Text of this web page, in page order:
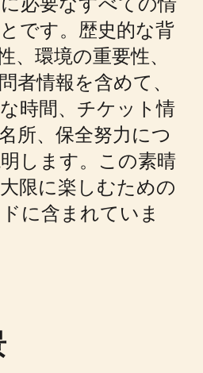
です。歴史的な背
、環境の重要性、
者情報を含めて、
時間、チケット情
所、保全努力につ
します。この素晴
限に楽しむための
に含まれていま